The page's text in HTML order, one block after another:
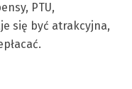
PTU,
się być atrakcyjna,